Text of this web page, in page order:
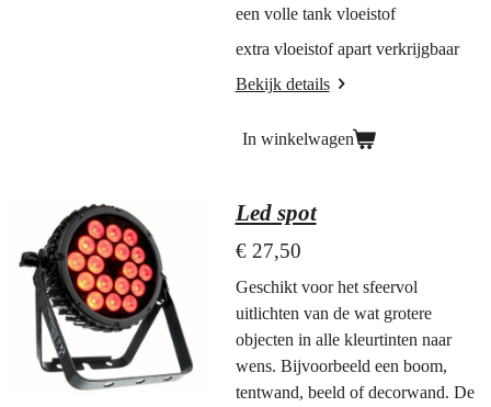
een volle tank vloeistof
extra vloeistof apart verkrijgbaar
Bekijk details
In winkelwagen
Led spot
€ 27,50
Geschikt voor het sfeervol
uitlichten van de wat grotere
objecten in alle kleurtinten naar
wens. Bijvoorbeeld een boom,
tentwand, beeld of decorwand. De